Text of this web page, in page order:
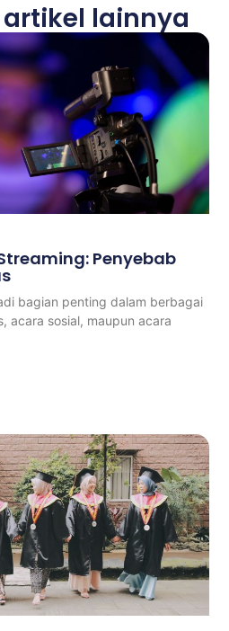
lainnya
Penyebab
bagian penting dalam berbagai
acara sosial, maupun acara